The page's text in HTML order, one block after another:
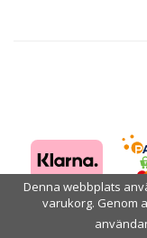
Denna webbplats
varukorg. Genom